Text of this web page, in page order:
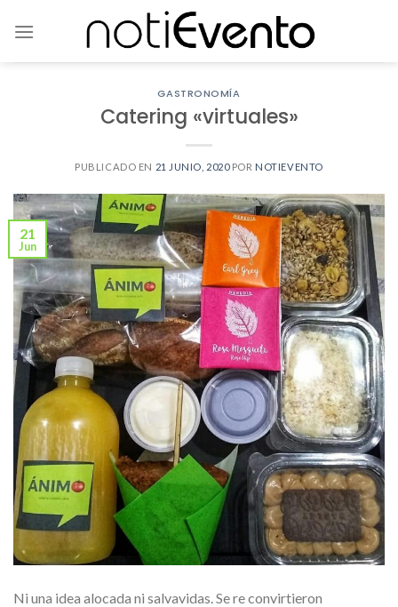
GASTRONOMÍA
Catering «virtuales»
PUBLICADO EN 21 JUNIO, 2020POR NOTIEVENTO
21
Jun
Ni una idea alocada ni salvavidas. Se re convirtieron